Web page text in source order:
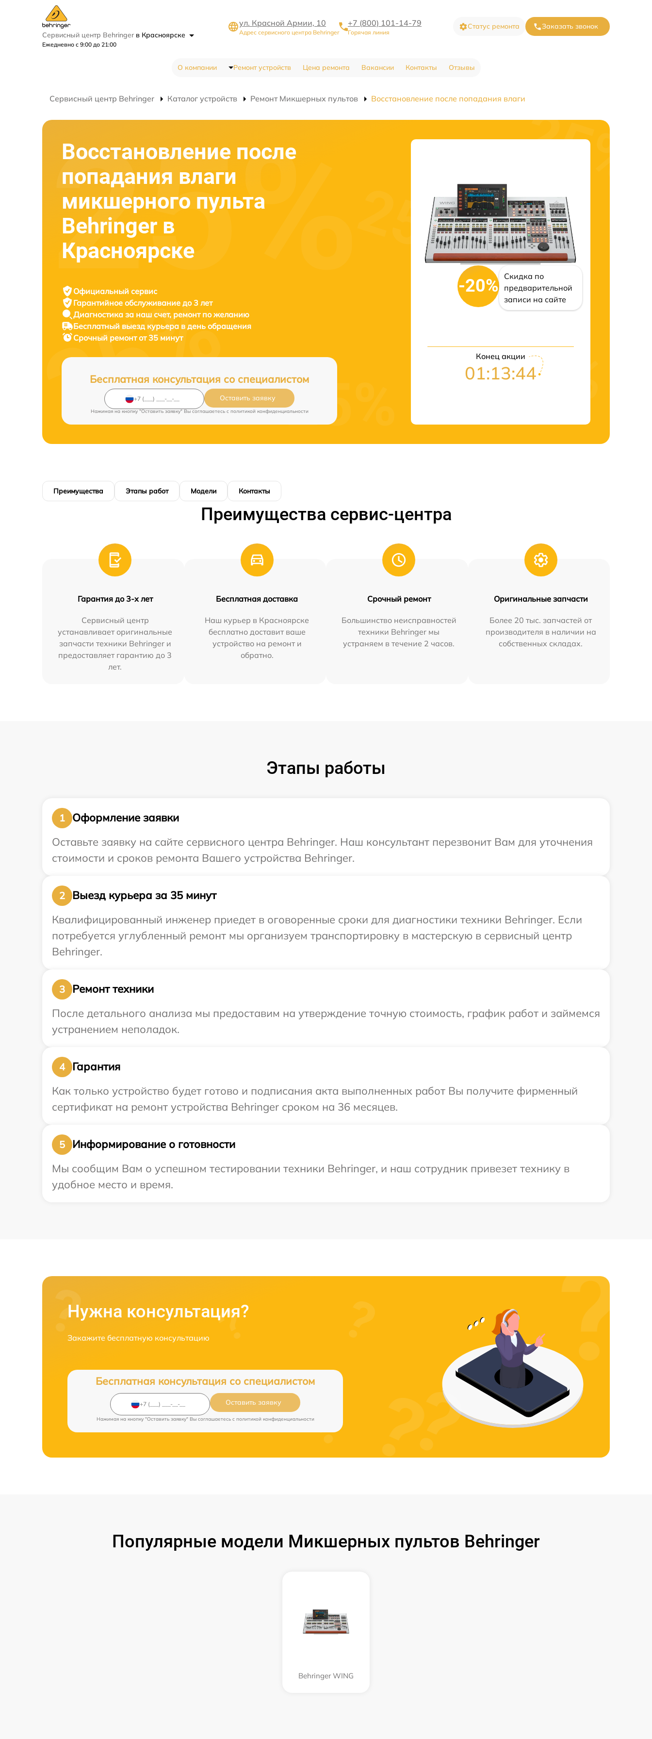
Сервисный центр Behringer в Красноярске
Ежедневно с 9:00 до 21:00
ул. Красной Армии, 10
Адрес сервисного центра Behringer
+7 (800) 101-14-79
Горячая линия
Статус ремонта Заказать звонок
О компании Ремонт устройств Цена ремонта Вакансии Контакты Отзывы
Сервисный центр Behringer Каталог устройств Ремонт Микшерных пультов Восстановление после попадания влаги
Восстановление после
попадания влаги
микшерного пульта
Behringer в
Красноярске
Официальный сервис
Гарантийное обслуживание до 3 лет
Диагностика за наш счет, ремонт по желанию
Бесплатный выезд курьера в день обращения
Срочный ремонтот 35 минут
Бесплатная консультация со специалистом
Оставить заявку
Нажимая на кнопку "Оставить заявку" Вы соглашаетесь c политикой конфиденциальности
-20%
Скидка по
предварительной
записи на сайте
Конец акции
01:13:43
Преимущества Этапы работ Модели Контакты
Преимущества сервис-центра
Гарантия до 3-х лет
Сервисный центр
устанавливает оригинальные
запчасти техники Behringer и
предоставляет гарантию до 3
лет.
Бесплатная доставка
Наш курьер в Красноярске
бесплатно доставит ваше
устройство на ремонт и
обратно.
Срочный ремонт
Большинство неисправностей
техники Behringer мы
устраняем в течение 2 часов.
Оригинальные запчасти
Более 20 тыс. запчастей от
производителя в наличии на
собственных складах.
Этапы работы
1
Оформление заявки
Оставьте заявку на сайте сервисного центра Behringer. Наш консультант перезвонит Вам для уточнения
стоимости и сроков ремонта Вашего устройства Behringer.
2
Выезд курьера за 35 минут
Квалифицированный инженер приедет в оговоренные сроки для диагностики техники Behringer. Если
потребуется углубленный ремонт мы организуем транспортировку в мастерскую в сервисный центр
Behringer.
3
Ремонт техники
После детального анализа мы предоставим на утверждение точную стоимость, график работ и займемся
устранением неполадок.
4
Гарантия
Как только устройство будет готово и подписания акта выполненных работ Вы получите фирменный
сертификат на ремонт устройства Behringer сроком на 36 месяцев.
5
Информирование о готовности
Мы сообщим Вам о успешном тестировании техники Behringer, и наш сотрудник привезет технику в
удобное место и время.
Нужна консультация?
Закажите бесплатную консультацию
Бесплатная консультация со специалистом
Оставить заявку
Нажимая на кнопку "Оставить заявку" Вы соглашаетесь c политикой конфиденциальности
Популярные модели Микшерных пультов Behringer
Behringer WING